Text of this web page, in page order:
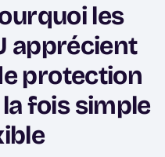
les
apprécient
protection
fois simple